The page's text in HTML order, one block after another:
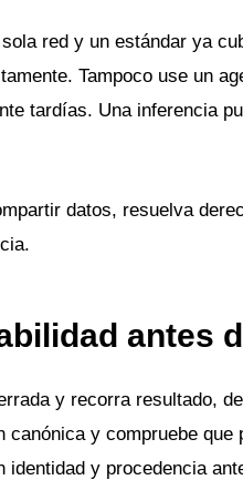
red y un estándar ya
Tampoco use un
tardías. Una inferencia
datos, resuelva
antes
y recorra resultado,
canónica y compruebe
identidad y procedencia